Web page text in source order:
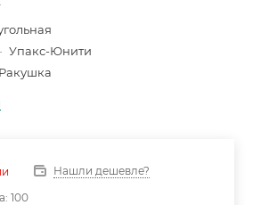
Упакс-Юнити
Ракушка
Нашли дешевле?
100